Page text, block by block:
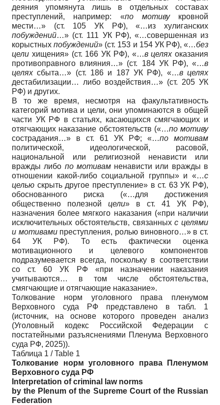
деяния упомянута лишь в отдельных составах
преступлений, например: «по мотивукровной
мести…» (ст. 105 УК РФ), «…из хулиганских
побуждений…» (ст. 111 УК РФ), «…совершенная из
корыстныхпобуждений» (ст. 153 и 154 УК РФ), «…без
цели хищения» (ст. 166 УК РФ), «…в целяхоказания
противоправного влияния…» (ст. 184 УК РФ), «…в
целяхсбыта…» (ст. 186 и 187 УК РФ), «…в целях
дестабилизации… либо воздействия…» (ст. 205 УК
РФ) и других.
В то же время, несмотря на факультативность
категорий мотива и цели, они упоминаются в общей
части УК РФ в статьях, касающихся смягчающих и
отягчающих наказание обстоятельств («…по мотиву
сострадания…» в ст. 61 УК РФ; «…по мотивам
политической, идеологической, расовой,
национальной или религиозной ненависти или
вражды либо по мотивамненависти или вражды в
отношении какой-либо социальной группы» и «…с
целью скрыть другое преступление» в ст. 63 УК РФ),
обоснованного риска («…для достижения
общественно полезной цели» в ст. 41 УК РФ),
назначения более мягкого наказания («при наличии
исключительных обстоятельств, связанныхс целями
и мотивамипреступления, ролью виновного…» в ст.
64 УК РФ). То есть фактически оценка
мотивационного и целевого компонентов
подразумевается всегда, поскольку в соответствии
со ст. 60 УК РФ «при назначении наказания
учитываются… в том числе обстоятельства,
смягчающие и отягчающие наказание».
Толкование норм уголовного права пленумом
Верховного суда РФ представлено в табл. 1
(источник, на основе которого проведен анализ
(Уголовный кодекс Российской Федерации с
постатейными разъяснениями Пленума Верховного
суда РФ, 2025)).
Таблица 1 / Table 1
Толкование норм уголовного права Пленумом
Верховного суда РФ
Interpretation of criminal law norms
by the Plenum of the Supreme Court of the Russian
Federation